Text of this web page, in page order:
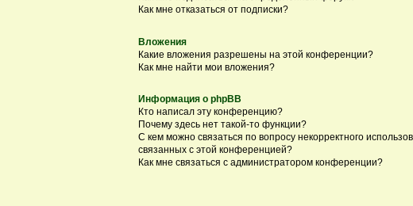
Как мне отказаться от подписки?
Вложения
Какие вложения разрешены на этой конференции?
Как мне найти мои вложения?
Информация о phpBB
Кто написал эту конференцию?
Почему здесь нет такой-то функции?
С кем можно связаться по вопросу некорректного
связанных с этой конференцией?
Как мне связаться с администратором конференции?